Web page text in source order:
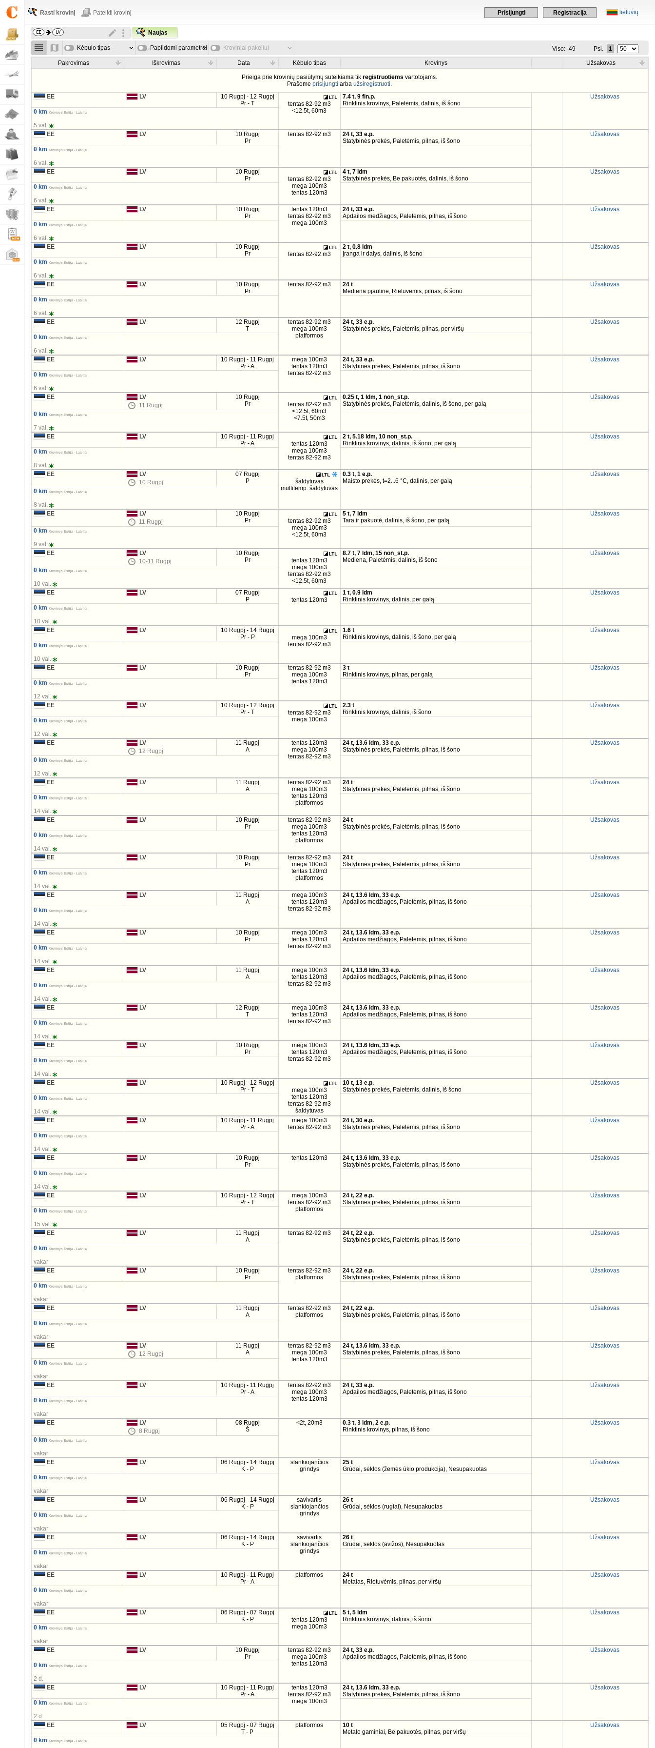
lietuvių
Prisijungti Registracija
Rasti krovinį Pateikti krovinį
Naujas
Kėbulo tipas Papildomi parametrai Kroviniai pakeliui Viso: 49 Psl. 1
Pakrovimas Iškrovimas Data Kėbulo tipas Krovinys Užsakovas
Prieiga prie krovinių pasiūlymų suteikiama tikregistruotiems vartotojams.
Prašomeprisijungti arbaužsiregistruoti.
EE
LV
10 Rugpj - 12 Rugpj
Pr - T
tentas 82-92 m3
<12.5t, 60m3
7.4 t, 9 fin.p.
Rinktinis krovinys, Paletėmis, dalinis, iš šono
Užsakovas
0 km Krovinys Estija - Latvija
5 val.
EE
LV
10 Rugpj
Pr
tentas 82-92 m3
24 t, 33 e.p.
Statybinės prekės, Paletėmis, pilnas, iš šono
Užsakovas
0 km Krovinys Estija - Latvija
6 val.
EE
LV
10 Rugpj
Pr
tentas 82-92 m3
mega 100m3
tentas 120m3
4 t, 7 ldm
Statybinės prekės, Be pakuotės, dalinis, iš šono
Užsakovas
0 km Krovinys Estija - Latvija
6 val.
EE
LV
10 Rugpj
Pr
tentas 120m3
tentas 82-92 m3
mega 100m3
24 t, 33 e.p.
Apdailos medžiagos, Paletėmis, pilnas, iš šono
Užsakovas
0 km Krovinys Estija - Latvija
6 val.
EE
LV
10 Rugpj
Pr
tentas 82-92 m3
2 t, 0.8 ldm
Įranga ir dalys, dalinis, iš šono
Užsakovas
0 km Krovinys Estija - Latvija
6 val.
EE
LV
10 Rugpj
Pr
tentas 82-92 m3
24 t
Mediena pjautinė, Rietuvėmis, pilnas, iš šono
Užsakovas
0 km Krovinys Estija - Latvija
6 val.
EE
LV
12 Rugpj
T
tentas 82-92 m3
mega 100m3
platformos
24 t, 33 e.p.
Statybinės prekės, Paletėmis, pilnas, per viršų
Užsakovas
0 km Krovinys Estija - Latvija
6 val.
EE
LV
10 Rugpj - 11 Rugpj
Pr - A
mega 100m3
tentas 120m3
tentas 82-92 m3
24 t, 33 e.p.
Statybinės prekės, Paletėmis, pilnas, iš šono
Užsakovas
0 km Krovinys Estija - Latvija
6 val.
EE
LV
11 Rugpj
10 Rugpj
Pr
tentas 82-92 m3
<12.5t, 60m3
<7.5t, 50m3
0.25 t, 1 ldm, 1 non_st.p.
Statybinės prekės, Paletėmis, dalinis, iš šono, per galą
Užsakovas
0 km Krovinys Estija - Latvija
7 val.
EE
LV
10 Rugpj - 11 Rugpj
Pr - A
tentas 120m3
mega 100m3
tentas 82-92 m3
2 t, 5.18 ldm, 10 non_st.p.
Rinktinis krovinys, dalinis, iš šono, per galą
Užsakovas
0 km Krovinys Estija - Latvija
8 val.
EE
LV
10 Rugpj
07 Rugpj
P
šaldytuvas
multitemp. šaldytuvas
0.3 t, 1 e.p.
Maisto prekės, t=2...6 °C, dalinis, per galą
Užsakovas
0 km Krovinys Estija - Latvija
8 val.
EE
LV
11 Rugpj
10 Rugpj
Pr
tentas 82-92 m3
mega 100m3
<12.5t, 60m3
5 t, 7 ldm
Tara ir pakuotė, dalinis, iš šono, per galą
Užsakovas
0 km Krovinys Estija - Latvija
9 val.
EE
LV
10-11 Rugpj
10 Rugpj
Pr
tentas 120m3
mega 100m3
tentas 82-92 m3
<12.5t, 60m3
8.7 t, 7 ldm, 15 non_st.p.
Mediena, Paletėmis, dalinis, iš šono
Užsakovas
0 km Krovinys Estija - Latvija
10 val.
EE
LV
07 Rugpj
P
tentas 120m3
1 t, 0.9 ldm
Rinktinis krovinys, dalinis, per galą
Užsakovas
0 km Krovinys Estija - Latvija
10 val.
EE
LV
10 Rugpj - 14 Rugpj
Pr - P
mega 100m3
tentas 82-92 m3
1.6 t
Rinktinis krovinys, dalinis, iš šono, per galą
Užsakovas
0 km Krovinys Estija - Latvija
10 val.
EE
LV
10 Rugpj
Pr
tentas 82-92 m3
mega 100m3
tentas 120m3
3 t
Rinktinis krovinys, pilnas, per galą
Užsakovas
0 km Krovinys Estija - Latvija
12 val.
EE
LV
10 Rugpj - 12 Rugpj
Pr - T
tentas 82-92 m3
mega 100m3
2.3 t
Rinktinis krovinys, dalinis, iš šono
Užsakovas
0 km Krovinys Estija - Latvija
12 val.
EE
LV
12 Rugpj
11 Rugpj
A
tentas 120m3
mega 100m3
tentas 82-92 m3
24 t, 13.6 ldm, 33 e.p.
Statybinės prekės, Paletėmis, pilnas, iš šono
Užsakovas
0 km Krovinys Estija - Latvija
12 val.
EE
LV
11 Rugpj
A
tentas 82-92 m3
mega 100m3
tentas 120m3
platformos
24 t
Statybinės prekės, Paletėmis, pilnas, iš šono
Užsakovas
0 km Krovinys Estija - Latvija
14 val.
EE
LV
10 Rugpj
Pr
tentas 82-92 m3
mega 100m3
tentas 120m3
platformos
24 t
Statybinės prekės, Paletėmis, pilnas, iš šono
Užsakovas
0 km Krovinys Estija - Latvija
14 val.
EE
LV
10 Rugpj
Pr
tentas 82-92 m3
mega 100m3
tentas 120m3
platformos
24 t
Statybinės prekės, Paletėmis, pilnas, iš šono
Užsakovas
0 km Krovinys Estija - Latvija
14 val.
EE
LV
11 Rugpj
A
mega 100m3
tentas 120m3
tentas 82-92 m3
24 t, 13.6 ldm, 33 e.p.
Apdailos medžiagos, Paletėmis, pilnas, iš šono
Užsakovas
0 km Krovinys Estija - Latvija
14 val.
EE
LV
10 Rugpj
Pr
mega 100m3
tentas 120m3
tentas 82-92 m3
24 t, 13.6 ldm, 33 e.p.
Apdailos medžiagos, Paletėmis, pilnas, iš šono
Užsakovas
0 km Krovinys Estija - Latvija
14 val.
EE
LV
11 Rugpj
A
mega 100m3
tentas 120m3
tentas 82-92 m3
24 t, 13.6 ldm, 33 e.p.
Apdailos medžiagos, Paletėmis, pilnas, iš šono
Užsakovas
0 km Krovinys Estija - Latvija
14 val.
EE
LV
12 Rugpj
T
mega 100m3
tentas 120m3
tentas 82-92 m3
24 t, 13.6 ldm, 33 e.p.
Apdailos medžiagos, Paletėmis, pilnas, iš šono
Užsakovas
0 km Krovinys Estija - Latvija
14 val.
EE
LV
10 Rugpj
Pr
mega 100m3
tentas 120m3
tentas 82-92 m3
24 t, 13.6 ldm, 33 e.p.
Apdailos medžiagos, Paletėmis, pilnas, iš šono
Užsakovas
0 km Krovinys Estija - Latvija
14 val.
EE
LV
10 Rugpj - 12 Rugpj
Pr - T
mega 100m3
tentas 120m3
tentas 82-92 m3
šaldytuvas
10 t, 13 e.p.
Statybinės prekės, Paletėmis, dalinis, iš šono
Užsakovas
0 km Krovinys Estija - Latvija
14 val.
EE
LV
10 Rugpj - 11 Rugpj
Pr - A
mega 100m3
tentas 82-92 m3
24 t, 30 e.p.
Statybinės prekės, Paletėmis, pilnas, iš šono
Užsakovas
0 km Krovinys Estija - Latvija
14 val.
EE
LV
10 Rugpj
Pr
tentas 120m3
24 t, 13.6 ldm, 33 e.p.
Statybinės prekės, Paletėmis, pilnas, iš šono
Užsakovas
0 km Krovinys Estija - Latvija
14 val.
EE
LV
10 Rugpj - 12 Rugpj
Pr - T
mega 100m3
tentas 82-92 m3
platformos
24 t, 22 e.p.
Statybinės prekės, Paletėmis, pilnas, iš šono
Užsakovas
0 km Krovinys Estija - Latvija
15 val.
EE
LV
11 Rugpj
A
tentas 82-92 m3
24 t, 22 e.p.
Statybinės prekės, Paletėmis, pilnas, iš šono
Užsakovas
0 km Krovinys Estija - Latvija
vakar
EE
LV
10 Rugpj
Pr
tentas 82-92 m3
platformos
24 t, 22 e.p.
Statybinės prekės, Paletėmis, pilnas, iš šono
Užsakovas
0 km Krovinys Estija - Latvija
vakar
EE
LV
11 Rugpj
A
tentas 82-92 m3
platformos
24 t, 22 e.p.
Statybinės prekės, Paletėmis, pilnas, iš šono
Užsakovas
0 km Krovinys Estija - Latvija
vakar
EE
LV
12 Rugpj
11 Rugpj
A
tentas 82-92 m3
mega 100m3
tentas 120m3
24 t, 13.6 ldm, 33 e.p.
Statybinės prekės, Paletėmis, pilnas, iš šono
Užsakovas
0 km Krovinys Estija - Latvija
vakar
EE
LV
10 Rugpj - 11 Rugpj
Pr - A
tentas 82-92 m3
mega 100m3
tentas 120m3
24 t, 33 e.p.
Apdailos medžiagos, Paletėmis, pilnas, iš šono
Užsakovas
0 km Krovinys Estija - Latvija
vakar
EE
LV
8 Rugpj
08 Rugpj
Š
<2t, 20m3
0.3 t, 3 ldm, 2 e.p.
Rinktinis krovinys, pilnas, iš šono
Užsakovas
0 km Krovinys Estija - Latvija
vakar
EE
LV
06 Rugpj - 14 Rugpj
K - P
slankiojančios
grindys
25 t
Grūdai, sėklos (žemės ūkio produkcija), Nesupakuotas
Užsakovas
0 km Krovinys Estija - Latvija
vakar
EE
LV
06 Rugpj - 14 Rugpj
K - P
savivartis
slankiojančios
grindys
26 t
Grūdai, sėklos (rugiai), Nesupakuotas
Užsakovas
0 km Krovinys Estija - Latvija
vakar
EE
LV
06 Rugpj - 14 Rugpj
K - P
savivartis
slankiojančios
grindys
26 t
Grūdai, sėklos (avižos), Nesupakuotas
Užsakovas
0 km Krovinys Estija - Latvija
vakar
EE
LV
10 Rugpj - 11 Rugpj
Pr - A
platformos
24 t
Metalas, Rietuvėmis, pilnas, per viršų
Užsakovas
0 km Krovinys Estija - Latvija
vakar
EE
LV
06 Rugpj - 07 Rugpj
K - P
tentas 120m3
mega 100m3
5 t, 5 ldm
Rinktinis krovinys, dalinis, iš šono
Užsakovas
0 km Krovinys Estija - Latvija
vakar
EE
LV
10 Rugpj
Pr
tentas 82-92 m3
mega 100m3
tentas 120m3
24 t, 33 e.p.
Apdailos medžiagos, Paletėmis, pilnas, iš šono
Užsakovas
0 km Krovinys Estija - Latvija
2 d.
EE
LV
10 Rugpj - 11 Rugpj
Pr - A
tentas 120m3
tentas 82-92 m3
mega 100m3
24 t, 13.6 ldm, 33 e.p.
Statybinės prekės, Paletėmis, pilnas, iš šono
Užsakovas
0 km Krovinys Estija - Latvija
2 d.
EE
LV
05 Rugpj - 07 Rugpj
T - P
platformos
10 t
Metalo gaminiai, Be pakuotės, pilnas, per viršų
Užsakovas
0 km Krovinys Estija - Latvija